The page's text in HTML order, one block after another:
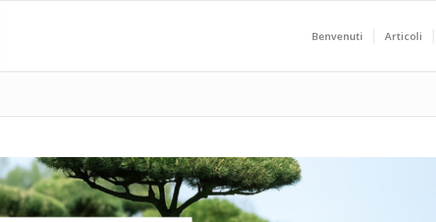
Benvenuti Articoli